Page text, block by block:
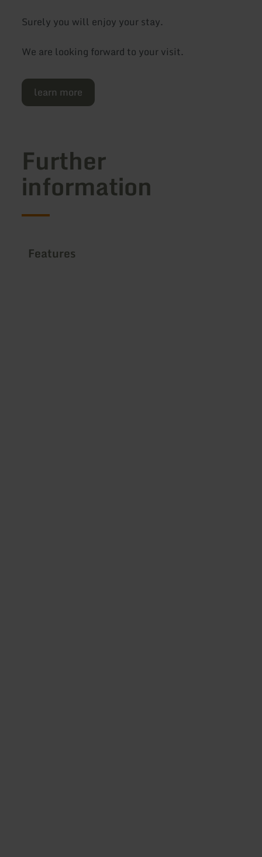
Surely you will enjoy your stay.
We are looking forward to your visit.
learn more
Further
information
Features